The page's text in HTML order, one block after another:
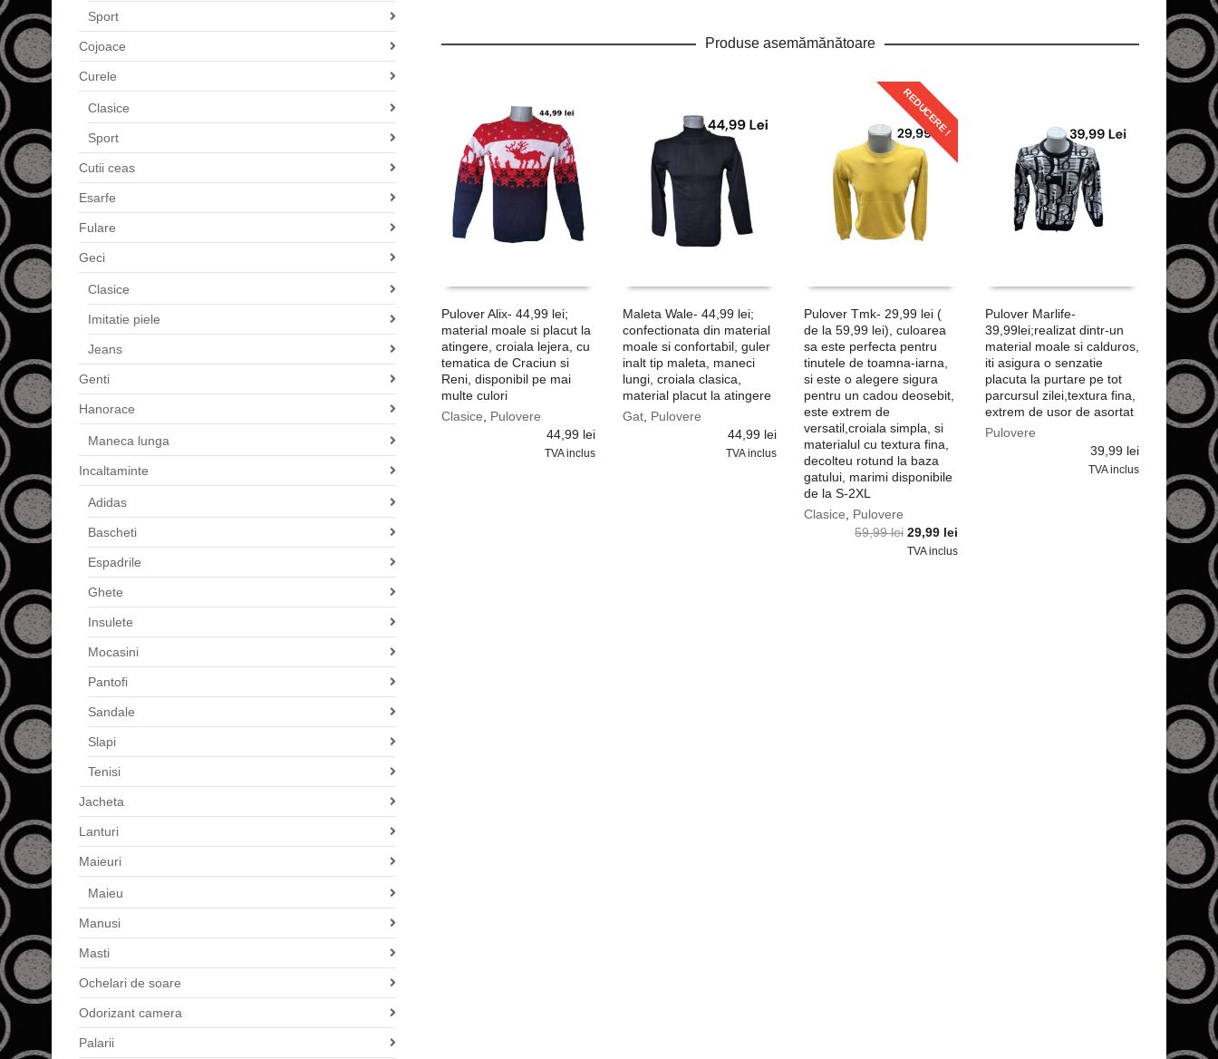
Produse asemămănătoare
Pulover Alix- 44,99 lei;
material moale si placut la
atingere, croiala lejera, cu
tematica de Craciun si
Reni, disponibil pe mai
multe culori
Clasice
Pulovere
44,99 lei
TVA inclus
Maleta Wale- 44,99 lei;
confectionata din material
moale si confortabil, guler
inalt tip maleta, maneci
lungi, croiala clasica,
material placut la atingere
Gat Pulovere
44,99 lei
TVA inclus
REDUCERE !
Pulover Tmk- 29,99 lei (
de la 59,99 lei), culoarea
sa este perfecta pentru
tinutele de toamna-iarna,
si este o alegere sigura
pentru un cadou deosebit,
este extrem de
versatil,croiala simpla, si
materialul cu textura fina,
decolteu rotund la baza
gatului, marimi disponibile
de la S-2XL
Clasice
Pulovere
59,99lei Prețul
inițial
29,99 lei
curent
TVA inclus
Pulover Marlife-
39,99lei;realizat dintr-un
material moale si calduros,
iti asigura o senzatie
placuta la purtare pe tot
parcursul zilei,textura fina,
extrem de usor de asortat
Pulovere
39,99 lei
TVA inclus
Sport
Cojoace
Curele
Clasice
Sport
Cutii ceas
Esarfe
Fulare
Geci
Clasice
Imitatie piele
Jeans
Genti
Hanorace
Maneca lunga
Incaltaminte
Adidas
Bascheti
Espadrile
Ghete
Insulete
Mocasini
Pantofi
Sandale
Slapi
Tenisi
Jacheta
Lanturi
Maieuri
Maieu
Manusi
Masti
Ochelari de soare
Odorizant camera
Palarii